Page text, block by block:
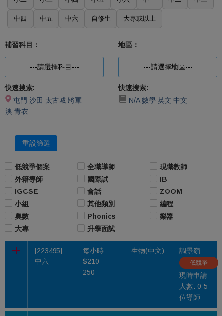
中四 中五 中六 自修生 大專或以上
補習科目： 地區：
---請選擇科目--- ---請選擇地區---
快速搜索:
屯門 沙田 太古城 將軍
澳 青衣
快速搜索:
N/A 數學 英文 中文
重設篩選
低競爭個案 全職導師
現職教師
外籍導師
國際試
IB
IGCSE
會話
ZOOM
小組
其他類別
編程
奧數
Phonics
樂器
大專
升學面試
[223495]
中六
每小時
$210 -
250
生物(中文) 調景嶺
低競爭
現時申請
人數: 0-5
位導師